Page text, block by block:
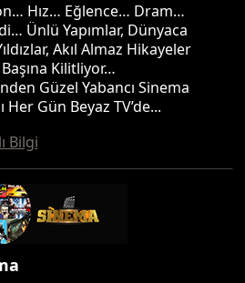
Hız… Eğlence… Dram…
Ünlü Yapımlar, Dünyaca
Akıl Almaz Hikayeler
Kilitliyor…
Güzel Yabancı Sinema
Her Gün Beyaz TV’de...
Bilgi